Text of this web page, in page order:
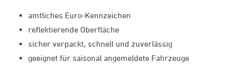
amtliches Euro-Kennzeichen
reflektierende Oberfläche
sicher verpackt, schnell und zuverlässig
geeignet für saisonal angemeldete Fahrzeuge